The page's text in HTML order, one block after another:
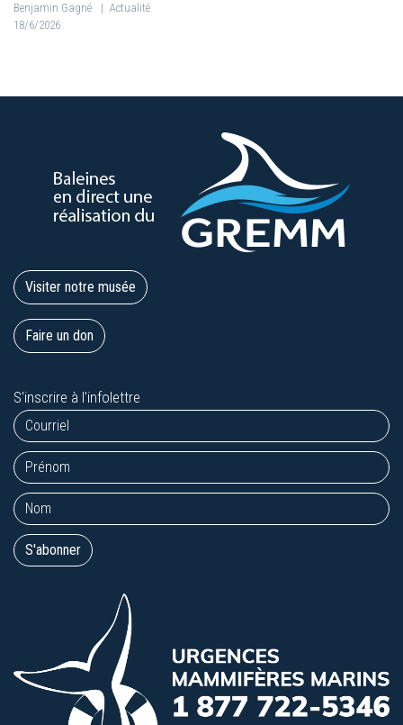
Benjamin Gagné | Actualité
18/6/2026
Visiter notre musée
Faire un don
S'inscrire à l'infolettre